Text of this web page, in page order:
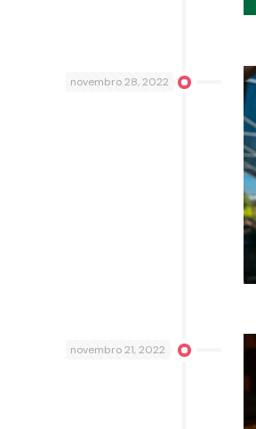
novembro 28, 2022
novembro 21, 2022